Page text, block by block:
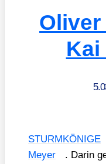
Kai
STURMKÖNIGE
Mey­er
. Dar­in